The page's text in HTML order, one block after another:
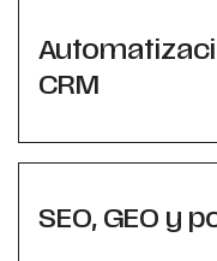
CRM
SEO, GEO y